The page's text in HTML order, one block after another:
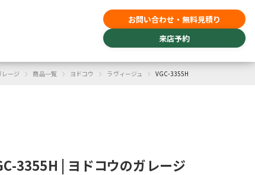
お問い合わせ・無料見積り
来店予約
レージ › 商品一覧 › ヨドコウ › ラヴィージュ › VGC-3355H
3355H | ヨドコウのガレージ